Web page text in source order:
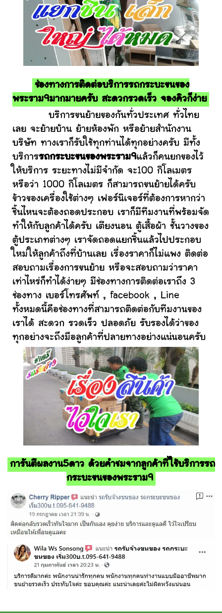
ช่องทางการติดต่อบริการรถกระบะขนของ
พระราม9มากมายครับ สะดวกรวดเร็ว จองคิวก็ง่าย
บริการขนย้ายของกันทั่วประเทศ ทั่วไทย
เลย จะย้ายบ้าน ย้ายห้องพัก หรือย้ายสำนักงาน
บริษัท ทางเราก็รับใช้ทุกท่านได้ทุกอย่างครับ มีทั้ง
บริการรถกระบะขนของพระราม9แล้วก็คนยกของไว้
ให้บริการ ระยะทางไม่มีจำกัด จะ100 กิโลเมตร
หรือว่า 1000 กิโลเมตร ก็สามารถขนย้ายได้ครับ
ข้าวของเครื่องใช้ต่างๆ เฟอร์นิเจอร์ที่ต้องการหากว่า
ชิ้นไหนจะต้องถอดประกอบ เราก็มีทีมงานที่พร้อมจัด
ทำให้กับลูกค้าได้ครับ เตียงนอน ตู้เสื้อผ้า ชั้นวางของ
ตู้ประเภทต่างๆ เราจัดถอดแยกชิ้นแล้วไปประกอบ
ใหม่ให้ลูกค้าถึงที่บ้านเลย เรื่องราคาก็ไม่แพง ติดต่อ
สอบถามเรื่องการขนย้าย หรือจะสอบถามว่าราคา
เท่าไหร่ก็ทำได้ง่ายๆ มีช่องทางการติดต่อเราถึง 3
ช่องทาง เบอร์โทรศัพท์ , facebook , Line
ทั้งหมดนี้คือช่องทางที่สามารถติดต่อกับทีมงานของ
เราได้ สะดวก รวดเร็ว ปลอดภัย รับรองได้ว่าของ
ทุกอย่างจะถึงมือลูกค้าที่ปลายทางอย่างแน่นอนครับ
การันตีผลงาน5ดาว ด้วยคำชมจากลูกค้าที่ใช้บริการรถ
กระบะขนของพระราม9